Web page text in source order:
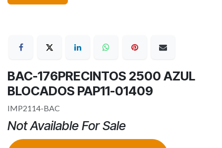
BAC-176PRECINTOS 2500 AZUL
BLOCADOS PAP11-01409
IMP2114-BAC
Not Available For Sale